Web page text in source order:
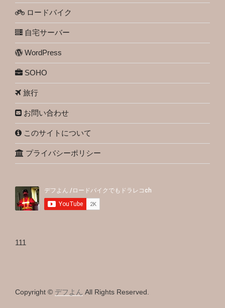
ロードバイク
自宅サーバー
WordPress
SOHO
旅行
お問い合わせ
このサイトについて
プライバシーポリシー
111
Copyright © デフよん All Rights Reserved.